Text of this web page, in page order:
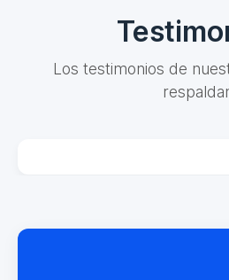
Los testimonios de